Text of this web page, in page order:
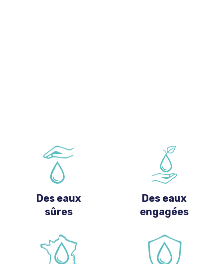
Des eaux
sûres
Des eaux
engagées